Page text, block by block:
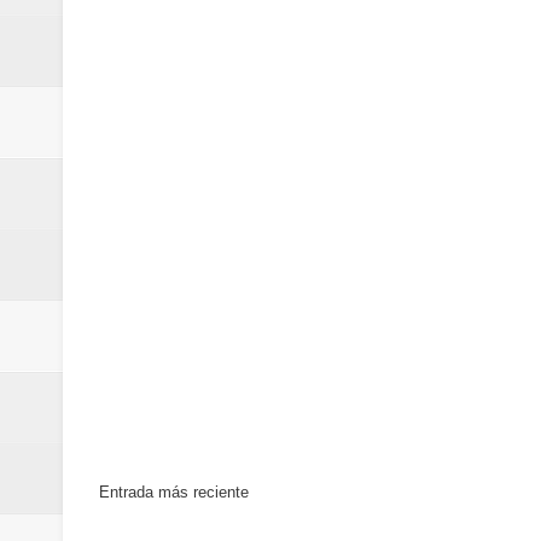
Entrada más reciente